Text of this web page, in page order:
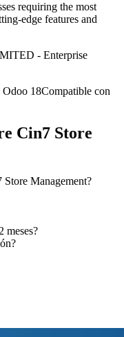
requiring the most
edge features and
- Enterprise
Odoo 18Compatible con
Cin7 Store
Management?
meses?